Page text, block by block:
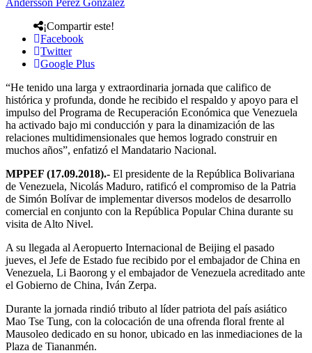
¡Compartir este!
Facebook
Twitter
Google Plus
“He tenido una larga y extraordinaria jornada que califico de
histórica y profunda, donde he recibido el respaldo y apoyo para el
impulso del Programa de Recuperación Económica que Venezuela
ha activado bajo mi conducción y para la dinamización de las
relaciones multidimensionales que hemos logrado construir en
muchos años”, enfatizó el Mandatario Nacional.
MPPEF (17.09.2018).- El presidente de la República Bolivariana
de Venezuela, Nicolás Maduro, ratificó el compromiso de la Patria
de Simón Bolívar de implementar diversos modelos de desarrollo
comercial en conjunto con la República Popular China durante su
visita de Alto Nivel.
A su llegada al Aeropuerto Internacional de Beijing el pasado
jueves, el Jefe de Estado fue recibido por el embajador de China en
Venezuela, Li Baorong y el embajador de Venezuela acreditado ante
el Gobierno de China, Iván Zerpa.
Durante la jornada rindió tributo al líder patriota del país asiático
Mao Tse Tung, con la colocación de una ofrenda floral frente al
Mausoleo dedicado en su honor, ubicado en las inmediaciones de la
Plaza de Tiananmén.